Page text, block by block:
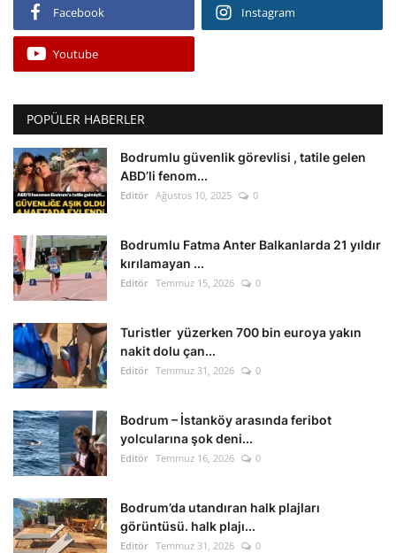
Facebook Instagram
Youtube
POPÜLER HABERLER
Bodrumlu güvenlik görevlisi , tatile gelen
ABD’li fenom...
Editör Ağustos 10, 2025 0
Bodrumlu Fatma Anter Balkanlarda 21 yıldır
kırılamayan ...
Editör Temmuz 15, 2026 0
Turistler yüzerken 700 bin euroya yakın
nakit dolu çan...
Editör Temmuz 31, 2026 0
Bodrum – İstanköy arasında feribot
yolcularına şok deni...
Editör Temmuz 16, 2026 0
Bodrum’da utandıran halk plajları
görüntüsü. halk plajı...
Editör Temmuz 31, 2026 0